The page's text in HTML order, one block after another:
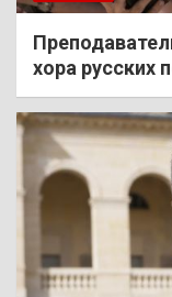
хора русских